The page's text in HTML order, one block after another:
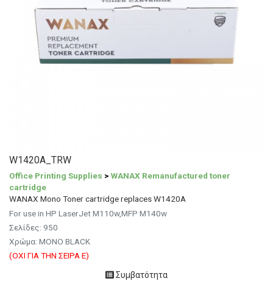
W1420A_TRW
Office Printing Supplies > WANAX Remanufactured toner
cartridge
WANAX Mono Toner cartridge replaces W1420A
For use in HP LaserJet M110w,MFP M140w
Σελίδες: 950
Χρώμα: MONO BLACK
(ΟΧΙ ΓΙΑ ΤΗΝ ΣΕΙΡΑ Ε)
Συμβατότητα